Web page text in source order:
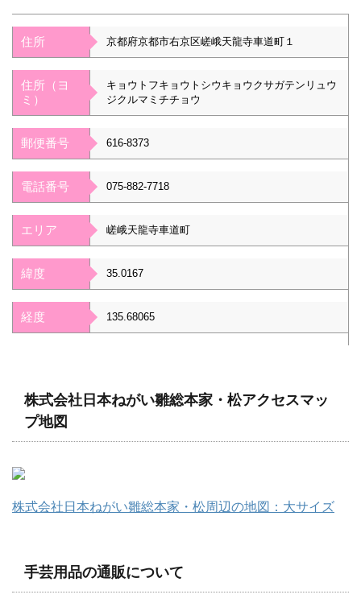
住所 京都府京都市右京区嵯峨天龍寺車道町１
住所（ヨ
ミ）
キョウトフキョウトシウキョウクサガテンリュウ
ジクルマミチチョウ
郵便番号 616-8373
電話番号 075-882-7718
エリア 嵯峨天龍寺車道町
緯度 35.0167
経度 135.68065
株式会社日本ねがい雛総本家・松アクセスマッ
プ地図
株式会社日本ねがい雛総本家・松周辺の地図：大サイズ
手芸用品の通販について